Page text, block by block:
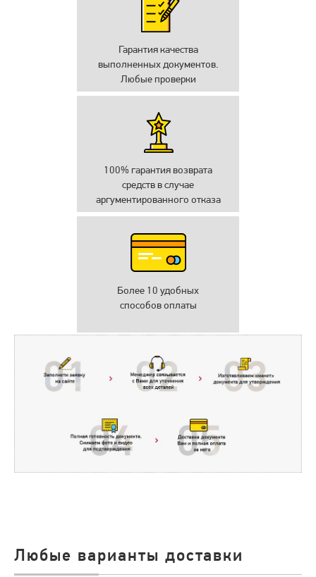
Гарантия качества
выполненных документов.
Любые проверки
100% гарантия возврата
средств в случае
аргументированного отказа
Более 10 удобных
способов оплаты
Любые варианты доставки